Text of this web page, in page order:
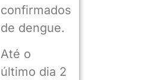
confirmados
de dengue.
Até o
último dia 2